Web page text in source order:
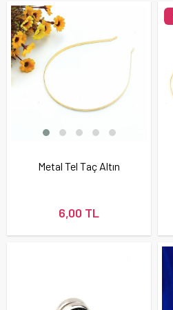
Metal Tel Taç Altın
6,00 TL